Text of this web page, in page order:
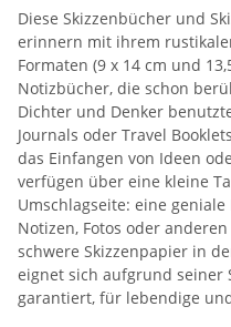
Diese Skizzenbücher und
erinnern mit ihrem
Formaten (9 x 14 cm und
Notizbücher, die schon
Dichter und Denker
Journals oder Travel
das Einfangen von Ideen
verfügen über eine kleine
Umschlagseite: eine
Notizen, Fotos oder
schwere Skizzenpapier in
eignet sich aufgrund seiner
garantiert, für lebendige